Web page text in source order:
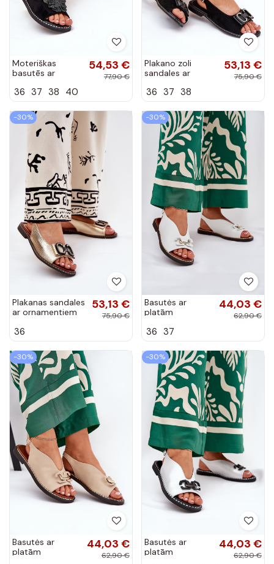
Moteriškas
basutēs ar
ar ornamentiem
Setorina
54,53 €
77,90 €
36 37 38 40
Plakano zoli
sandales ar
mākslīgās zamšs
53,13 €
75,90 €
36 37 38
-30%
Plakanas sandales
ar ornamentiem
53,13 €
75,90 €
36
-30%
Basutės ar
platām
ornamentiem no
krāsā Tillireta
44,03 €
62,90 €
36 37
-30%
Basutės ar
platām
44,03 €
62,90 €
-30%
Basutės ar
platām
44,03 €
62,90 €